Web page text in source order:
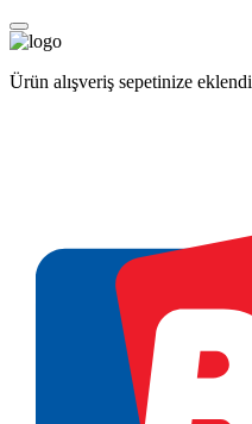
Ürün alışveriş sepetinize eklendi